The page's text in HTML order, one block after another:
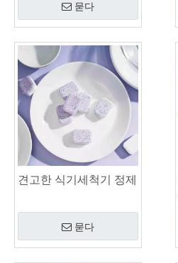
묻다
견고한 식기세척기 정제
묻다